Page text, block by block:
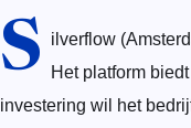
S
ilverflow
Het platform
investering wil het